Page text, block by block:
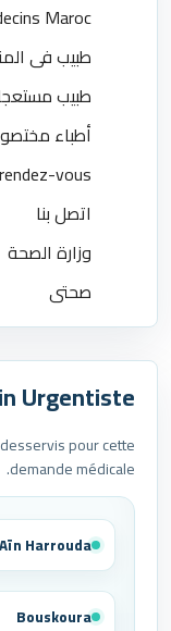
Maroc
طبيب في
طبيب
أطباء
vous
اتصل بنا
وزارة الصحة
صحتي
Urgentiste
pour cette
demande médicale.
Aïn Harrouda
Bouskoura